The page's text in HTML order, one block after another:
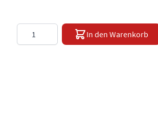
Menge In den Warenkorb